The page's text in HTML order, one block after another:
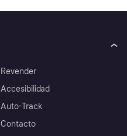
Revender
Accesibilidad
Auto-Track
Contacto